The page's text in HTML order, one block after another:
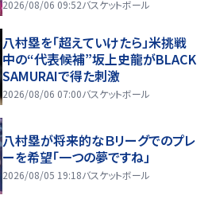
2026/08/06 09:52バスケットボール
八村塁を「超えていけたら」米挑戦
中の“代表候補”坂上史龍がBLACK
SAMURAIで得た刺激
2026/08/06 07:00バスケットボール
八村塁が将来的なＢリーグでのプレ
ーを希望「一つの夢ですね」
2026/08/05 19:18バスケットボール